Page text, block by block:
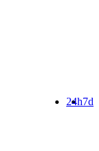
7d
24h